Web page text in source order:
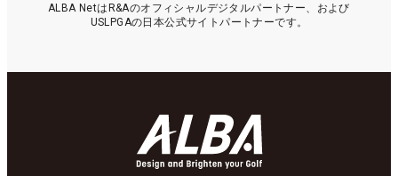
ALBA NetはR&Aのオフィシャルデジタルパートナー、および
USLPGAの日本公式サイトパートナーです。